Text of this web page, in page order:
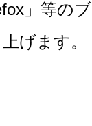
」等の
げます。